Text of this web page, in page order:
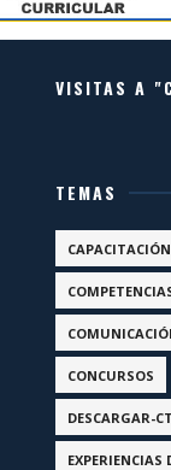
VISITAS A
TEMAS
CONCURSOS
DESCARGAR-CT
EXPERIENCIAS